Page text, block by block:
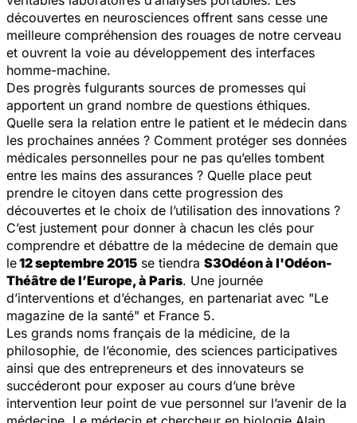
découvertes en neurosciences offrent sans cesse une
meilleure compréhension des rouages de notre cerveau
et ouvrent la voie au développement des interfaces
homme-machine.
Des progrès fulgurants sources de promesses qui
apportent un grand nombre de questions éthiques.
Quelle sera la relation entre le patient et le médecin dans
les prochaines années ? Comment protéger ses données
médicales personnelles pour ne pas qu’elles tombent
entre les mains des assurances ? Quelle place peut
prendre le citoyen dans cette progression des
découvertes et le choix de l’utilisation des innovations ?
C’est justement pour donner à chacun les clés pour
comprendre et débattre de la médecine de demain que
le12 septembre 2015 se tiendra S3Odéon à l'Odéon-
Théâtre de l’Europe, à Paris. Une journée
d’interventions et d’échanges, en partenariat avec "Le
magazine de la santé" et France 5.
Les grands noms français de la médicine, de la
philosophie, de l’économie, des sciences participatives
ainsi que des entrepreneurs et des innovateurs se
succéderont pour exposer au cours d’une brève
intervention leur point de vue personnel sur l’avenir de la